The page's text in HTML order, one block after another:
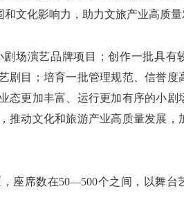
文化影响力，助力文旅产业高质量
场演艺品牌项目；创作一批具有
剧目；培育一批管理规范、信誉度
态更加丰富、运行更加有序的小剧
推动文化和旅游产业高质量发展，
座席数在50—500个之间，以舞台